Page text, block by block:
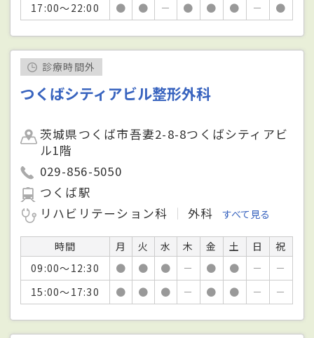
17:00～22:00
● ● － ● ● ● － ●
診療時間外
つくばシティアビル整形外科
茨城県つくば市吾妻2-8-8つくばシティアビ
ル1階
029-856-5050
つくば駅
リハビリテーション科
外科 すべて見る
時間 月 火 水 木 金 土 日
祝
09:00～12:30
● ● ● － ● ● －
－
15:00～17:30
● ● ● － ● ● － －